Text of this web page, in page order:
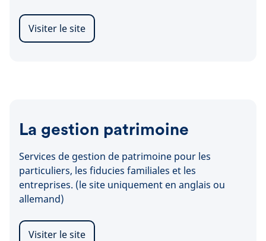
Visiter le site
La gestion patrimoine
Services de gestion de patrimoine pour les
particuliers, les fiducies familiales et les
entreprises. (le site uniquement en anglais ou
allemand)
Visiter le site